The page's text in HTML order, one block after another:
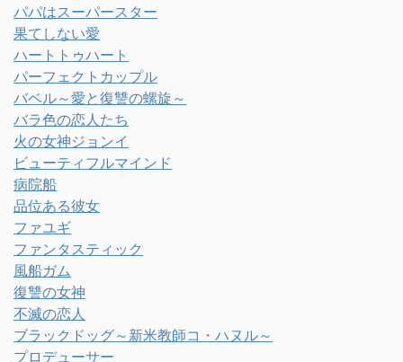
パパはスーパースター
果てしない愛
ハートトゥハート
パーフェクトカップル
バベル～愛と復讐の螺旋～
バラ色の恋人たち
火の女神ジョンイ
ビューティフルマインド
病院船
品位ある彼女
ファユギ
ファンタスティック
風船ガム
復讐の女神
不滅の恋人
ブラックドッグ～新米教師コ・ハヌル～
プロデューサー